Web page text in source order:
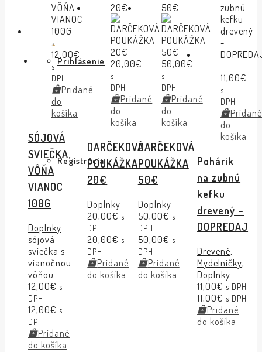
Prihlásenie
Registrácia
12,00€
s
DPH
Pridané
do
košíka
SÓJOVÁ
SVIEČKA,
VÔŇA
VIANOC
100G
Doplnky
sójová
sviečka s
vianočnou
vôňou
12,00€ s
DPH
12,00€ s
DPH
Pridané
do košíka
20,00€
s
DPH
Pridané
do
košíka
DARČEKOVÁ
POUKÁŽKA
20€
Doplnky
20,00€ s
DPH
20,00€ s
DPH
Pridané
do košíka
50,00€
s
DPH
Pridané
do
košíka
DARČEKOVÁ
POUKÁŽKA
50€
Doplnky
50,00€ s
DPH
50,00€ s
DPH
Pridané
do košíka
11,00€
s
DPH
Pridané
do
košíka
Pohárik
na zubnú
kefku
drevený –
DOPREDAJ
Drevené,
Mydelničky,
Doplnky
11,00€ s DPH
11,00€ s DPH
Pridané
do košíka